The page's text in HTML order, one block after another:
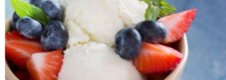
Pão
Salada
Almoço